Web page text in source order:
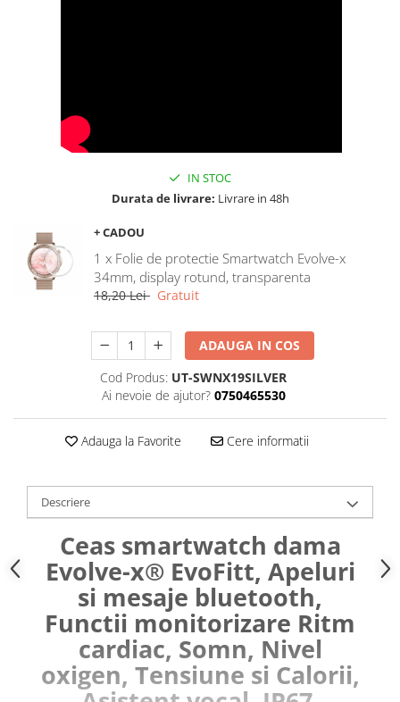
IN STOC
Durata de livrare: Livrare in 48h
+ CADOU
1 x Folie de protectie Smartwatch Evolve-x
34mm, display rotund, transparenta
18,20 Lei Gratuit
ADAUGA IN COS
Cod Produs: UT-SWNX19SILVER
Ai nevoie de ajutor? 0750465530
Adauga la Favorite Cere informatii
Descriere
Ceas smartwatch dama
Evolve-x® EvoFitt, Apeluri
si mesaje bluetooth,
Functii monitorizare Ritm
cardiac, Somn, Nivel
oxigen, Tensiune si Calorii,